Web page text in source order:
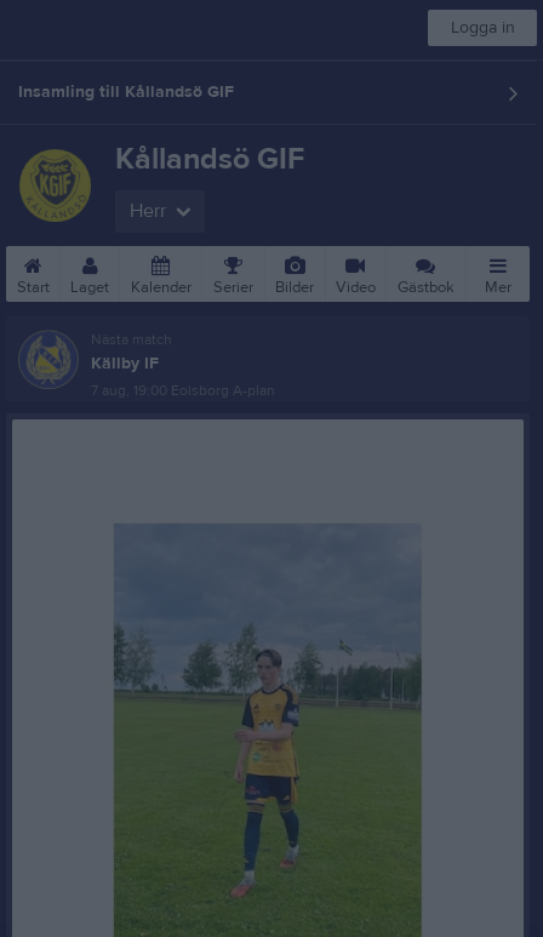
Logga in
Insamling till Kållandsö GIF
Kållandsö GIF
Herr
Start Laget Kalender Serier Bilder Video Gästbok Mer
Nästa match
Källby IF
7 aug, 19:00 Eolsborg A-plan